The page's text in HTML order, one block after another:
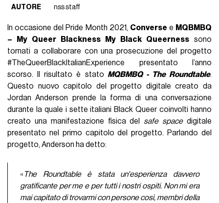
AUTORE
nss staff
In occasione del Pride Month 2021, Converse e MQBMBQ
– My Queer Blackness My Black Queernesssono
tornati a collaborare con una prosecuzione del progetto
#TheQueerBlackItalianExperience presentato l’anno
scorso. Il risultato è stato MQBMBQ - The Roundtable.
Questo nuovo capitolo del progetto digitale creato da
Jordan Anderson prende la forma di una conversazione
durante la quale i sette italiani Black Queer coinvolti hanno
creato una manifestazione fisica del safe spacedigitale
presentato nel primo capitolo del progetto. Parlando del
progetto, Anderson ha detto:
« The Roundtable è stata un'esperienza davvero
gratificante per me e per tutti i nostri ospiti. Non mi era
mai capitato di trovarmi con persone così, membri della